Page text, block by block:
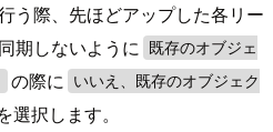
う際、先ほどアップした各リー
期しないように
既存のオブジェ
の際に
いいえ、既存のオブジェク
選択します。